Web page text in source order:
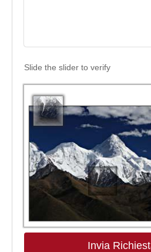
Slide the slider to verify
Invia